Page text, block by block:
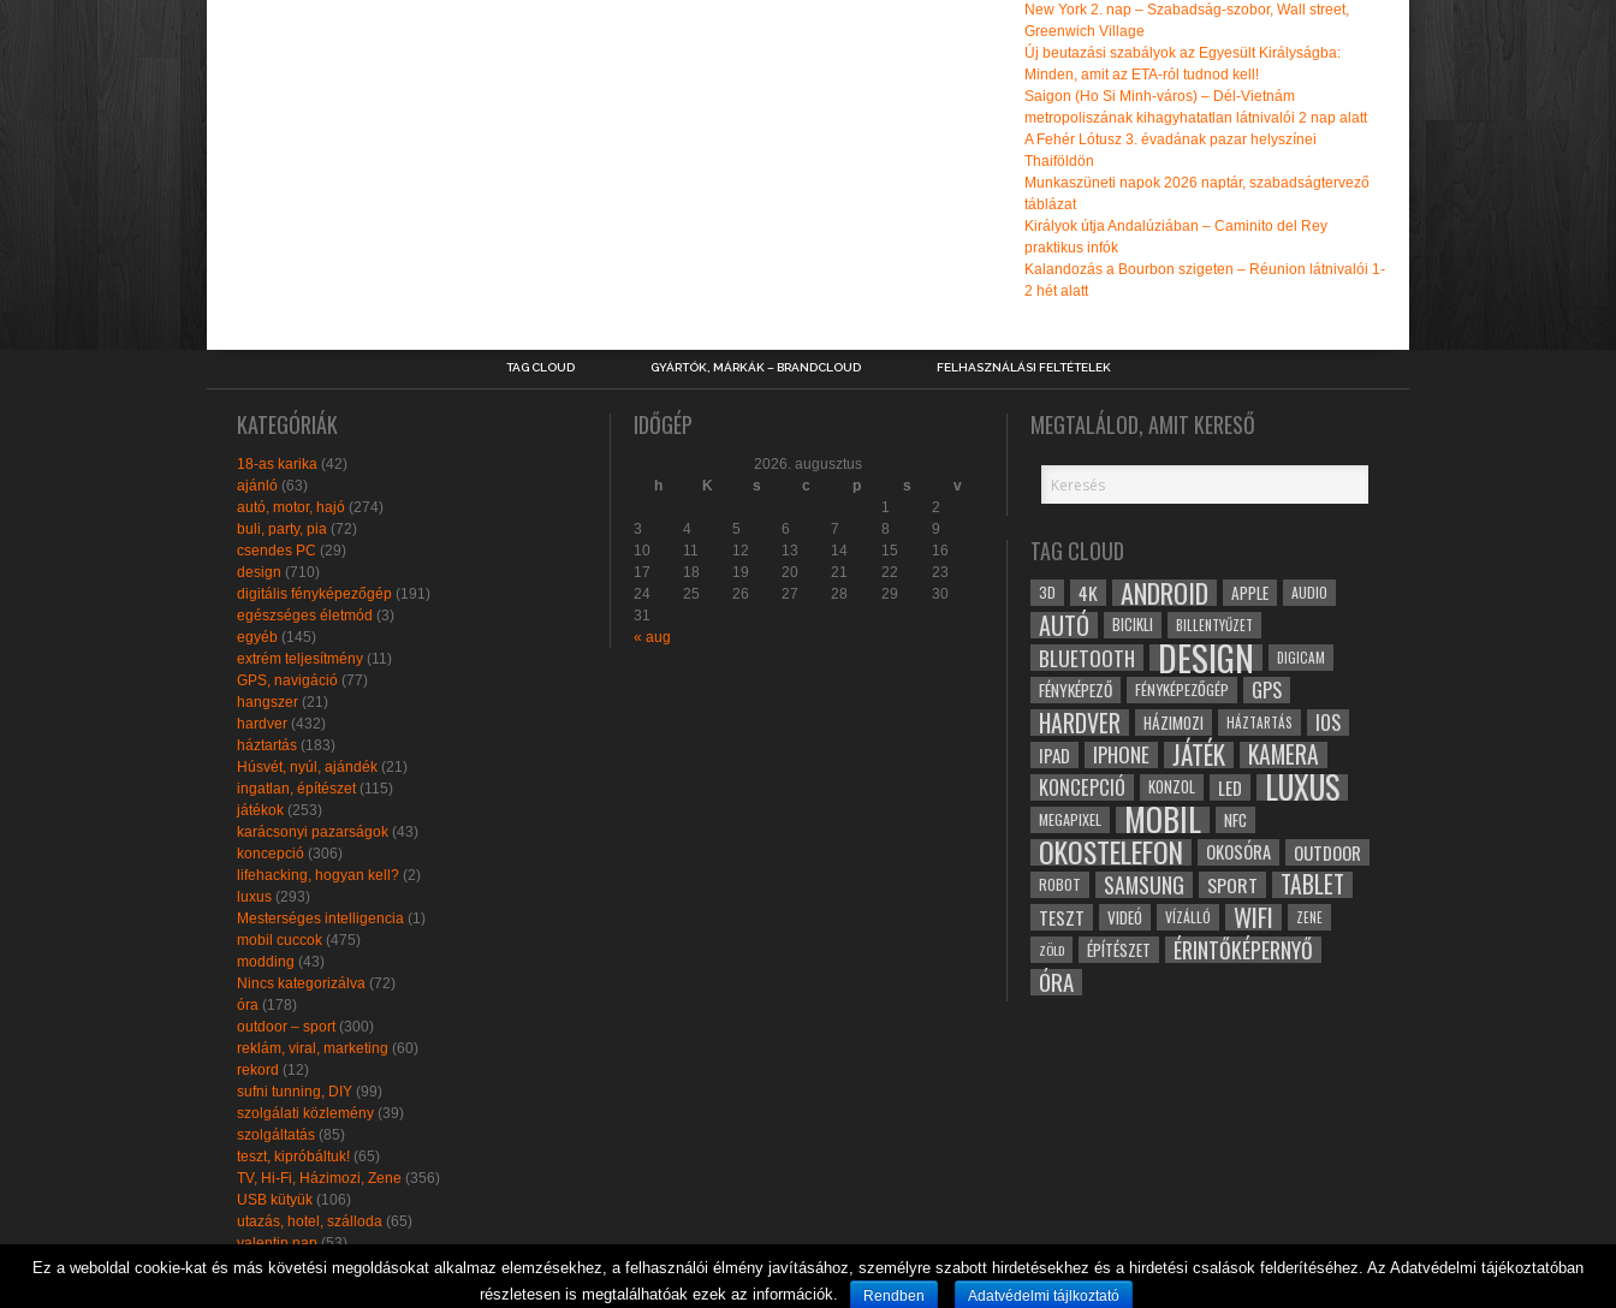
New York 2. nap – Szabadság-szobor, Wall street,
Greenwich Village
Új beutazási szabályok az Egyesült Királyságba:
Minden, amit az ETA-ról tudnod kell!
Saigon (Ho Si Minh-város) – Dél-Vietnám
metropoliszának kihagyhatatlan látnivalói 2 nap alatt
A Fehér Lótusz 3. évadának pazar helyszínei
Thaiföldön
Munkaszüneti napok 2026 naptár, szabadságtervező
táblázat
Királyok útja Andalúziában – Caminito del Rey
praktikus infók
Kalandozás a Bourbon szigeten – Réunion látnivalói 1-
2 hét alatt
TAG CLOUD GYÁRTÓK, MÁRKÁK – BRANDCLOUD FELHASZNÁLÁSI FELTÉTELEK
KATEGÓRIÁK
18-as karika (42)
ajánló (63)
autó, motor, hajó (274)
buli, party, pia (72)
csendes PC (29)
design (710)
digitális fényképezőgép (191)
egészséges életmód (3)
egyéb (145)
extrém teljesítmény (11)
GPS, navigáció (77)
hangszer (21)
hardver (432)
háztartás (183)
Húsvét, nyúl, ajándék (21)
ingatlan, építészet(115)
játékok (253)
karácsonyi pazarságok (43)
koncepció (306)
lifehacking, hogyan kell? (2)
luxus (293)
Mesterséges intelligencia (1)
mobil cuccok (475)
modding (43)
Nincs kategorizálva (72)
óra (178)
outdoor – sport(300)
reklám, viral, marketing (60)
rekord (12)
sufni tunning, DIY (99)
szolgálati közlemény (39)
szolgáltatás (85)
teszt, kipróbáltuk! (65)
TV, Hi-Fi, Házimozi, Zene (356)
USB kütyük (106)
utazás, hotel, szálloda (65)
valentin nap(53)
zöld, öko, környezetbarát(102)
IDŐGÉP
2026. augusztus
h
K s c p s
v
1
2
3
4 5 6 7 8
9
10
11 12 13 14 15
16
17
18 19 20 21 22
23
24
25 26 27 28 29
30
31
« aug
MEGTALÁLOD, AMIT KERESŐ
TAG CLOUD
3D 4K ANDROID APPLE AUDIO
AUTÓ BICIKLI BILLENTYŰZET
BLUETOOTH DESIGN DIGICAM
FÉNYKÉPEZŐ FÉNYKÉPEZŐGÉP GPS
HARDVER HÁZIMOZI HÁZTARTÁS IOS
IPAD IPHONE JÁTÉK KAMERA
KONCEPCIÓ KONZOL LED LUXUS
MEGAPIXEL MOBIL NFC
OKOSTELEFON OKOSÓRA OUTDOOR
ROBOT SAMSUNG SPORT TABLET
TESZT VIDEÓ VÍZÁLLÓ WIFI
ZENE
ZÖLD
ÉPÍTÉSZET ÉRINTŐKÉPERNYŐ
ÓRA
Ez a weboldal cookie-kat és más követési megoldásokat alkalmaz elemzésekhez, a felhasználói élmény javításához, személyre szabott hirdetésekhez és a hirdetési csalások felderítéséhez. Az Adatvédelmi tájékoztatóban
részletesen is megtalálhatóak ezek az információk.
Rendben Adatvédelmi tájlkoztató